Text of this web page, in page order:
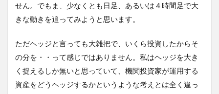
せん。でもま、少なくとも日足、あるいは４時間足で大
きな動きを追ってみようと思います。
ただヘッジと言っても大雑把で、いくら投資したからそ
の分を・・って感じではありません。私はヘッジを大き
く捉えるしか無いと思っていて、機関投資家が運用する
資産をどうヘッジするかというような考えとは全く違っ